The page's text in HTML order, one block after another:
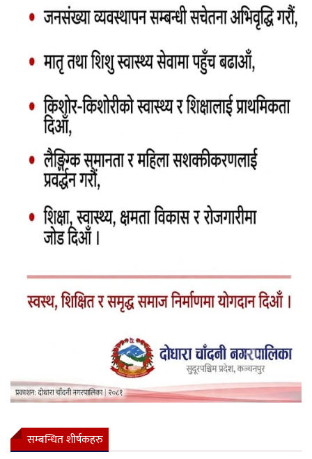
सम्बन्धित शीर्षकहरु